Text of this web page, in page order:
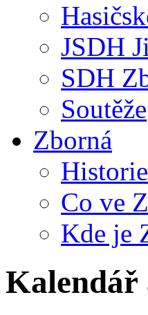
JSDH
SDH
Soutěže
Zborná
Co ve
Kde je
Kalendář